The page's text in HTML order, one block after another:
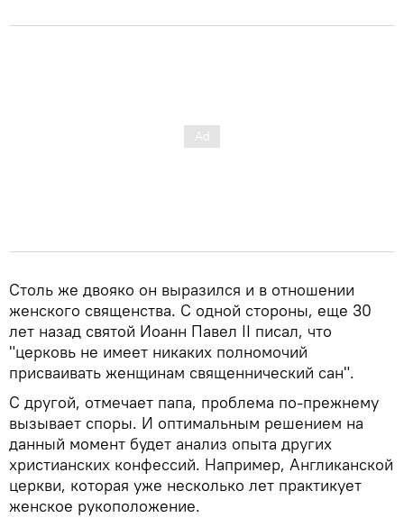
Столь же двояко он выразился и в отношении
женского священства. С одной стороны, еще 30
лет назад святой Иоанн Павел II писал, что
"церковь не имеет никаких полномочий
присваивать женщинам священнический сан".
С другой, отмечает папа, проблема по-прежнему
вызывает споры. И оптимальным решением на
данный момент будет анализ опыта других
христианских конфессий. Например, Англиканской
церкви, которая уже несколько лет практикует
женское рукоположение.